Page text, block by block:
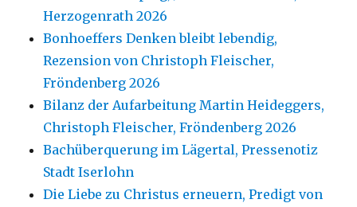
Herzogenrath 2026
Bonhoeffers Denken bleibt lebendig,
Rezension von Christoph Fleischer,
Fröndenberg 2026
Bilanz der Aufarbeitung Martin Heideggers,
Christoph Fleischer, Fröndenberg 2026
Bachüberquerung im Lägertal, Pressenotiz
Stadt Iserlohn
Die Liebe zu Christus erneuern, Predigt von